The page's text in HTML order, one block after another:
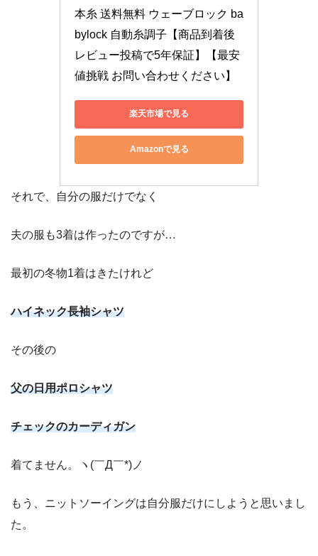
本糸 送料無料 ウェーブロック ba
bylock 自動糸調子【商品到着後
レビュー投稿で5年保証】【最安
値挑戦 お問い合わせください】
楽天市場で見る
Amazonで見る
それで、自分の服だけでなく
夫の服も3着は作ったのですが…
最初の冬物1着はきたけれど
ハイネック長袖シャツ
その後の
父の日用ポロシャツ
チェックのカーディガン
着てません。ヽ(￣Д￣*)ノ
もう、ニットソーイングは自分服だけにしようと思いまし
た。